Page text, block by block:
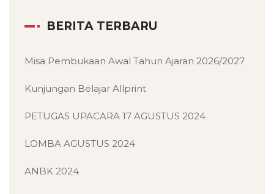
BERITA TERBARU
Misa Pembukaan Awal Tahun Ajaran 2026/2027
Kunjungan Belajar Allprint
PETUGAS UPACARA 17 AGUSTUS 2024
LOMBA AGUSTUS 2024
ANBK 2024